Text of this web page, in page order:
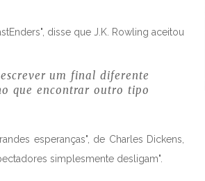
disse que J.K. Rowling aceitou
um final diferente
que encontrar outro tipo
esperanças", de Charles Dickens,
simplesmente desligam".